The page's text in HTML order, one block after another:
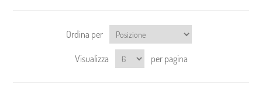
Ordina per
Visualizza per pagina